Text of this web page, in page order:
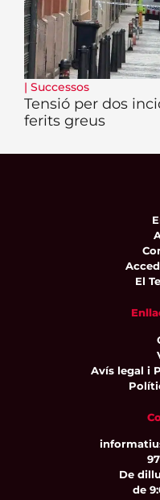
| Successos
Tensió per dos
ferits greus
El
Avís legal i
De
de